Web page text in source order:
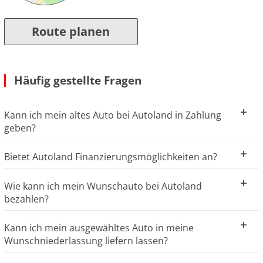
Route planen
Häufig gestellte Fragen
Kann ich mein altes Auto bei Autoland in Zahlung
geben?
Bietet Autoland Finanzierungsmöglichkeiten an?
Wie kann ich mein Wunschauto bei Autoland
bezahlen?
Kann ich mein ausgewähltes Auto in meine
Wunschniederlassung liefern lassen?